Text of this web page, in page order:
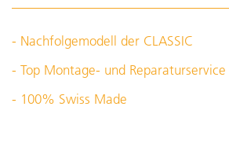
- Nachfolgemodell der CLASSIC
- Top Montage- und Reparaturservice
- 100% Swiss Made